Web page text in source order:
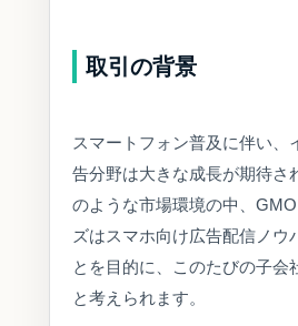
取引の背景
スマートフォン普及に伴い、
告分野は大きな成長が期待さ
のような市場環境の中、
ズはスマホ向け広告配信ノウ
とを目的に、このたびの子会
と考えられます。